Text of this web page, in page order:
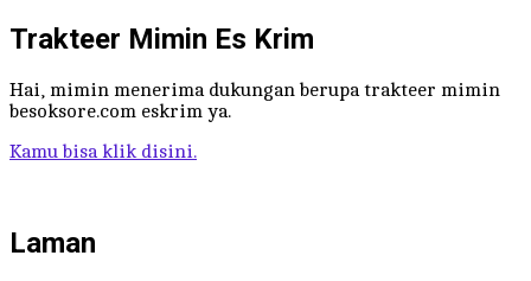
Trakteer Mimin Es Krim
Hai, mimin menerima dukungan berupa trakteer mimin
besoksore.com eskrim ya.
Kamu bisa klik disini.
Laman